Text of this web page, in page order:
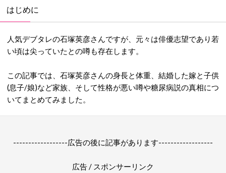
はじめに
人気デブタレの石塚英彦さんですが、元々は俳優志望であり若
い頃は尖っていたとの噂も存在します。
この記事では、石塚英彦さんの身長と体重、結婚した嫁と子供
(息子/娘)など家族、そして性格が悪い噂や糖尿病説の真相につ
いてまとめてみました。
------------------広告の後に記事があります------------------
広告 / スポンサーリンク